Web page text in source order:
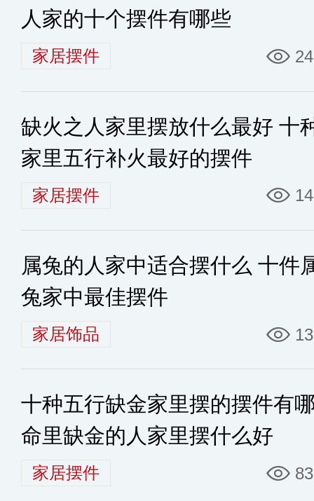
人家的十个摆件有哪些
家居摆件
缺火之人家里摆放什么最好 十
家里五行补火最好的摆件
家居摆件
属兔的人家中适合摆什么 十件
兔家中最佳摆件
家居饰品
十种五行缺金家里摆的摆件有
命里缺金的人家里摆什么好
家居摆件